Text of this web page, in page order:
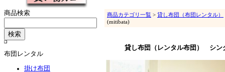
商品検索
布団レンタル
掛け布団
商品カテゴリ一覧 > 貸し布団（布団レンタル）
(mitibata)
貸し布団（レンタル布団） シン